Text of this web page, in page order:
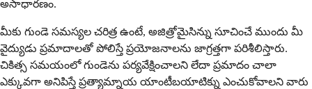
అసాధారణం.
మీకు గుండె సమస్యల చరిత్ర ఉంటే, అజిత్రోమైసిన్ను సూచించే ముందు మీ
వైద్యుడు ప్రమాదాలతో పోలిస్తే ప్రయోజనాలను జాగ్రత్తగా పరిశీలిస్తారు.
చికిత్స సమయంలో గుండెను పర్యవేక్షించాలని లేదా ప్రమాదం చాలా
ఎక్కువగా అనిపిస్తే ప్రత్యామ్నాయ యాంటీబయాటిక్ను ఎంచుకోవాలని వారు